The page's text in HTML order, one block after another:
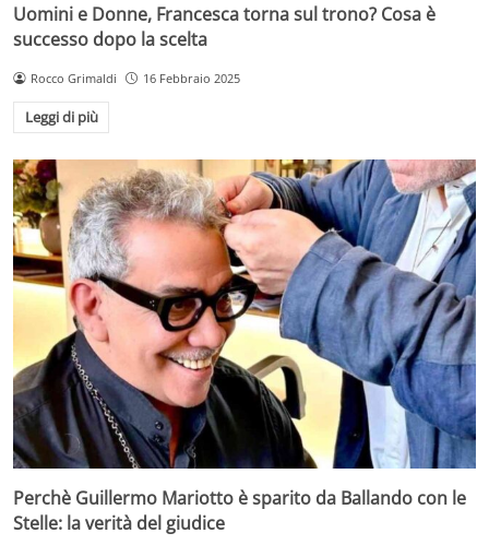
Uomini e Donne, Francesca torna sul trono? Cosa è
successo dopo la scelta
Rocco Grimaldi 16 Febbraio 2025
Leggi di più
Perchè Guillermo Mariotto è sparito da Ballando con le
Stelle: la verità del giudice